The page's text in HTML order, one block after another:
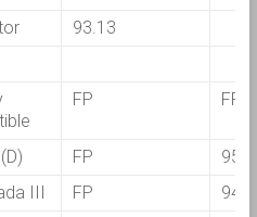
93.13
FP FP
FP
III FP